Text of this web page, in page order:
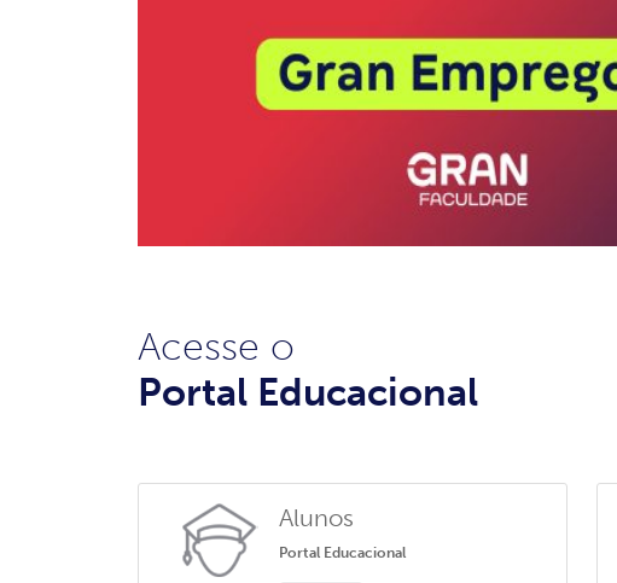
Acesse o
Portal Educacional
Alunos
Portal Educacional